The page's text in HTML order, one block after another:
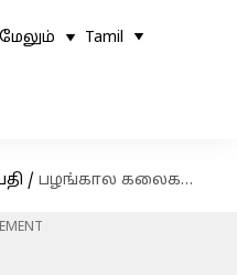
மேலும் Tamil
/ பழங்கால கலைகளை பாதுகாக்கும் 5 கலைஞர்கள்!